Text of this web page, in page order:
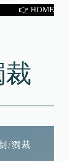
👉 HOME
/獨裁